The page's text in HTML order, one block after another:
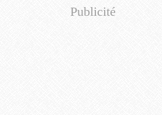
Publicité